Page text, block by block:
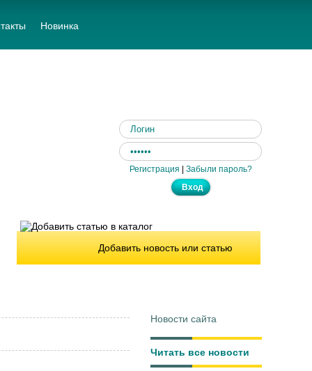
Новинка
Регистрация | Забыли пароль?
Добавить новость или статью
Новости сайта
Читать все новости